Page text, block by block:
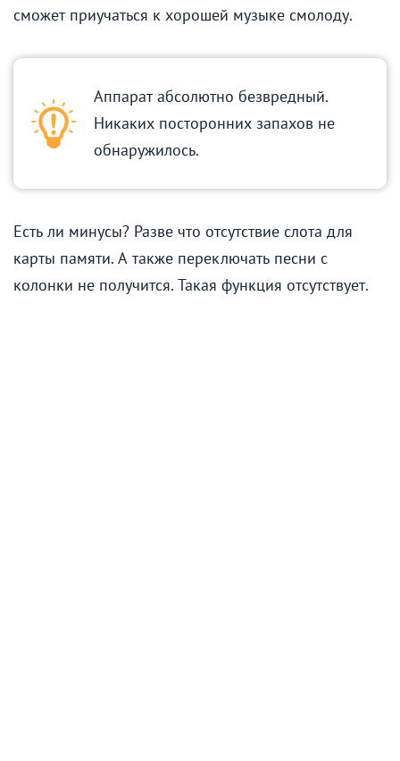
сможет приучаться к хорошей музыке смолоду.
Аппарат абсолютно безвредный.
Никаких посторонних запахов не
обнаружилось.
Есть ли минусы? Разве что отсутствие слота для
карты памяти. А также переключать песни с
колонки не получится. Такая функция отсутствует.